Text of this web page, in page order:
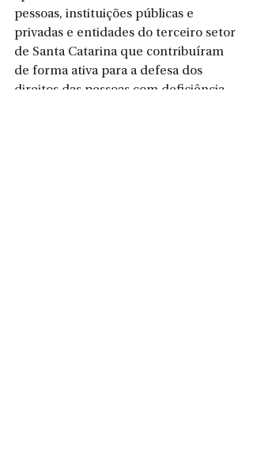
pessoas, instituições públicas e
privadas e entidades do terceiro setor
de Santa Catarina que contribuíram
de forma ativa para a defesa dos
direitos das pessoas com deficiência.